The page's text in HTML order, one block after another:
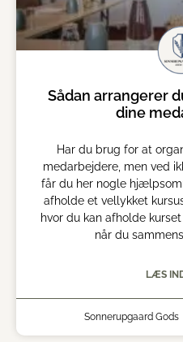
Sådan arrangerer
dine
Har du brug for at
medarbejdere, men ved
får du her nogle
afholde et vellykket
hvor du kan afholde
når du
LÆS
Sonnerupgaard Gods